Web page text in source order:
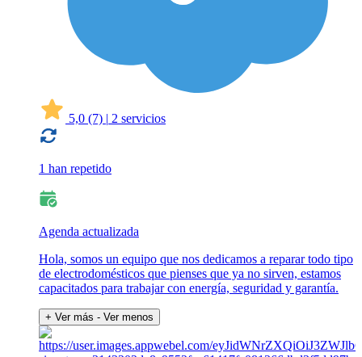
5,0 (7) | 2 servicios
1 han repetido
Agenda actualizada
Hola, somos un equipo que nos dedicamos a reparar todo tipo
de electrodomésticos que pienses que ya no sirven, estamos
capacitados para trabajar con energía, seguridad y garantía.
+ Ver más - Ver menos